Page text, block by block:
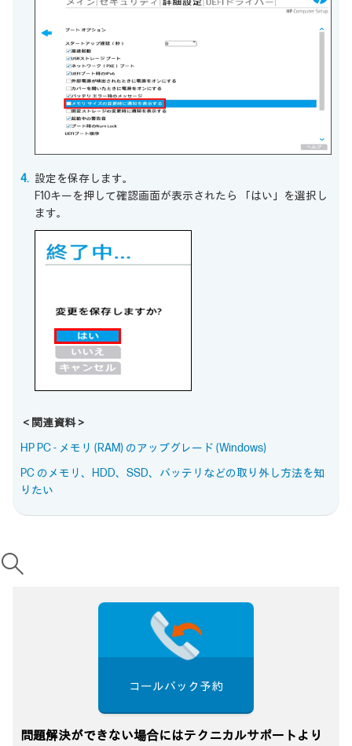
設定を保存します。
F10キーを押して確認画面が表示されたら 「はい」を選択し
ます。
＜関連資料＞
HP PC - メモリ (RAM) のアップグレード (Windows)
PC のメモリ、HDD、SSD、バッテリなどの取り外し方法を知
りたい
コールバック予約
問題解決ができない場合にはテクニカルサポートより